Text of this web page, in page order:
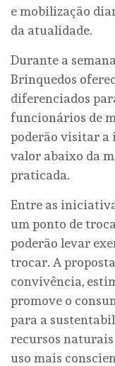
e mobilização
da atualidade.
Durante a
Brinquedos
diferenciados
funcionários de
poderão visitar a
valor abaixo da
praticada.
Entre as
um ponto de
poderão levar
trocar. A
convivência,
promove o
para a
recursos
uso mais